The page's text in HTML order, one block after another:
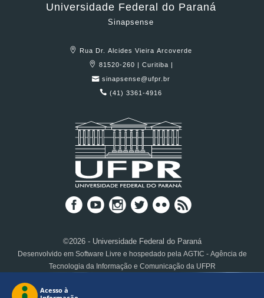
Universidade Federal do Paraná
Sinapsense
Rua Dr. Alcides Vieira Arcoverde
81520-260 | Curitiba |
sinapsense@ufpr.br
(41) 3361-4916
©2026 - Universidade Federal do Paraná
Desenvolvido em Software Livre e hospedado pela AGTIC - Agência de
Tecnologia da Informação e Comunicação da UFPR